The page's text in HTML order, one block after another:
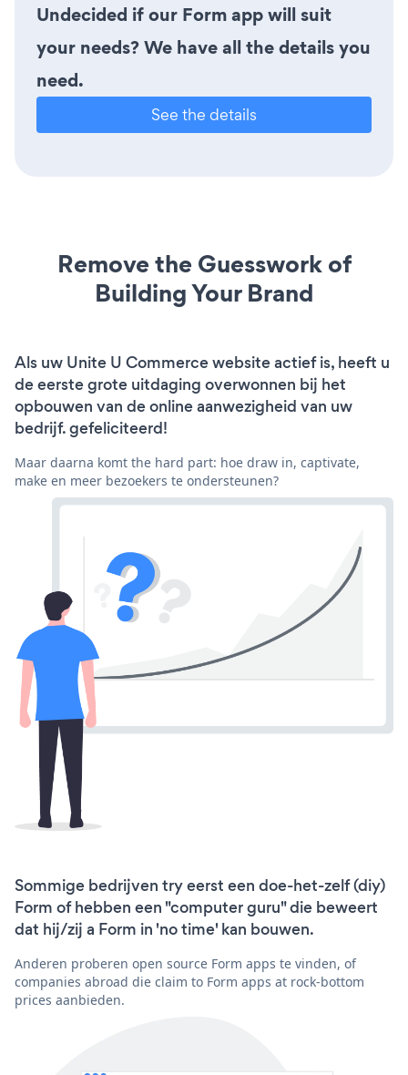
Undecided if our Form app will suit
your needs? We have all the details you
need.
See the details
Remove the Guesswork of
Building Your Brand
Als uw Unite U Commerce website actief is, heeft u
de eerste grote uitdaging overwonnen bij het
opbouwen van de online aanwezigheid van uw
bedrijf. gefeliciteerd!
Maar daarna komt the hard part: hoe draw in, captivate,
make en meer bezoekers te ondersteunen?
Sommige bedrijven try eerst een doe-het-zelf (diy)
Form of hebben een "computer guru" die beweert
dat hij/zij a Form in 'no time' kan bouwen.
Anderen proberen open source Form apps te vinden, of
companies abroad die claim to Form apps at rock-bottom
prices aanbieden.